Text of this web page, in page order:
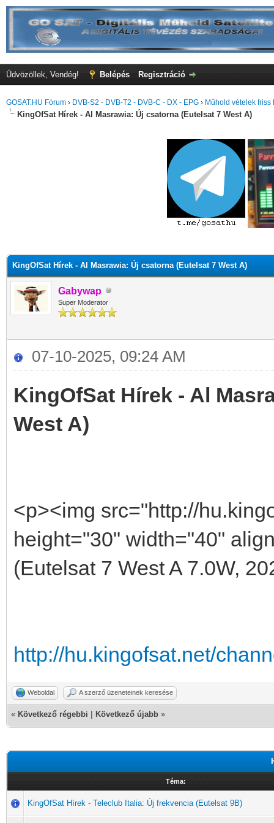
Üdvözöllek, Vendég! Belépés Regisztráció
GOSAT.HU Fórum › DVB-S2 - DVB-T2 - DVB-C - DX - EPG › Műhold vételek friss
KingOfSat Hírek - Al Masrawia: Új csatorna (Eutelsat 7 West A)
KingOfSat Hírek - Al Masrawia: Új csatorna (Eutelsat 7 West A)
Gabywap
Super Moderator
07-10-2025, 09:24 AM
KingOfSat Hírek - Al
West A)
<p><img src="http://
height="30" width="40"
(Eutelsat 7 West A 7.0W,
http://hu.kingofsat.net/
Weboldal A szerző üzeneteinek keresése
« Következő régebbi Következő újabb »
Téma:
KingOfSat Hírek - Teleclub Italia: Új frekvencia (Eutelsat 9B)